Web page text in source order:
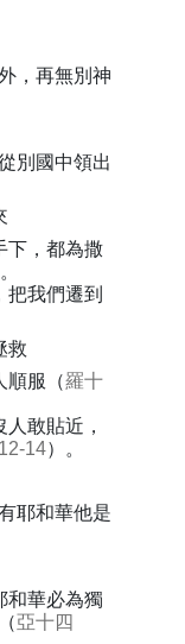
，再無別神
別國中領出
下，都為撒
把我們遷到
救
順服（羅十
敢貼近，
14）。
耶和華他是
和華必為獨
亞十四